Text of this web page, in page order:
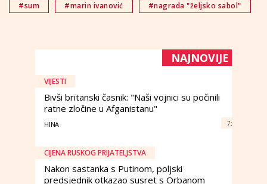
#sum #marin ivanović #nagrada "željsko sabol"
NAJNOVIJE
VIJESTI
Bivši britanski časnik: "Naši vojnici su počinili
ratne zločine u Afganistanu"
HINA 7:
CIJENA RUSKOG PRIJATELJSTVA
Nakon sastanka s Putinom, poljski
predsjednik otkazao susret s Orbanom